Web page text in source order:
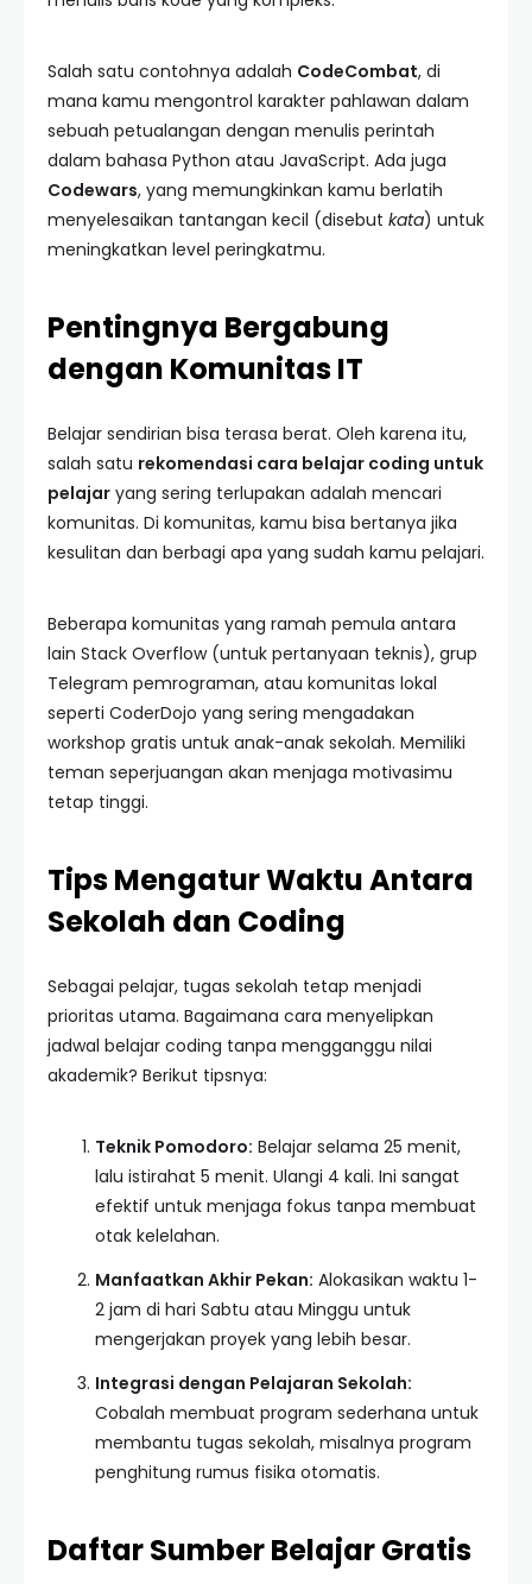
Salah satu contohnya adalah CodeCombat, di
mana kamu mengontrol karakter pahlawan dalam
sebuah petualangan dengan menulis perintah
dalam bahasa Python atau JavaScript. Ada juga
Codewars, yang memungkinkan kamu berlatih
menyelesaikan tantangan kecil (disebut kata) untuk
meningkatkan level peringkatmu.
Pentingnya Bergabung
dengan Komunitas IT
Belajar sendirian bisa terasa berat. Oleh karena itu,
salah satu rekomendasi cara belajar coding untuk
pelajar yang sering terlupakan adalah mencari
komunitas. Di komunitas, kamu bisa bertanya jika
kesulitan dan berbagi apa yang sudah kamu pelajari.
Beberapa komunitas yang ramah pemula antara
lain Stack Overflow (untuk pertanyaan teknis), grup
Telegram pemrograman, atau komunitas lokal
seperti CoderDojo yang sering mengadakan
workshop gratis untuk anak-anak sekolah. Memiliki
teman seperjuangan akan menjaga motivasimu
tetap tinggi.
Tips Mengatur Waktu Antara
Sekolah dan Coding
Sebagai pelajar, tugas sekolah tetap menjadi
prioritas utama. Bagaimana cara menyelipkan
jadwal belajar coding tanpa mengganggu nilai
akademik? Berikut tipsnya:
Teknik Pomodoro: Belajar selama 25 menit,
lalu istirahat 5 menit. Ulangi 4 kali. Ini sangat
efektif untuk menjaga fokus tanpa membuat
otak kelelahan.
Manfaatkan Akhir Pekan: Alokasikan waktu 1-
2 jam di hari Sabtu atau Minggu untuk
mengerjakan proyek yang lebih besar.
Integrasi dengan Pelajaran Sekolah:
Cobalah membuat program sederhana untuk
membantu tugas sekolah, misalnya program
penghitung rumus fisika otomatis.
Daftar Sumber Belajar Gratis